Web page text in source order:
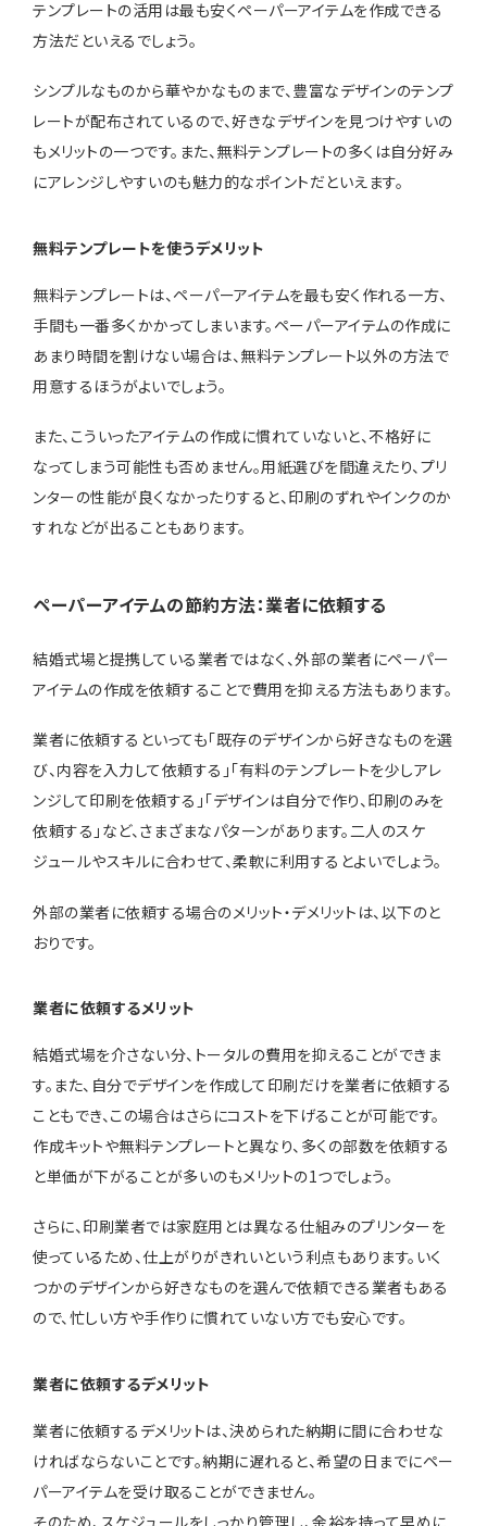
テンプレートの活用は最も安くペーパーアイテムを作成できる
方法だといえるでしょう。
シンプルなものから華やかなものまで、豊富なデザインのテンプ
レートが配布されているので、好きなデザインを見つけやすいの
もメリットの一つです。また、無料テンプレートの多くは自分好み
にアレンジしやすいのも魅力的なポイントだといえます。
無料テンプレートを使うデメリット
無料テンプレートは、ペーパーアイテムを最も安く作れる一方、
手間も一番多くかかってしまいます。ペーパーアイテムの作成に
あまり時間を割けない場合は、無料テンプレート以外の方法で
用意するほうがよいでしょう。
また、こういったアイテムの作成に慣れていないと、不格好に
なってしまう可能性も否めません。用紙選びを間違えたり、プリ
ンターの性能が良くなかったりすると、印刷のずれやインクのか
すれなどが出ることもあります。
ペーパーアイテムの節約方法：業者に依頼する
結婚式場と提携している業者ではなく、外部の業者にペーパー
アイテムの作成を依頼することで費用を抑える方法もあります。
業者に依頼するといっても「既存のデザインから好きなものを選
び、内容を入力して依頼する」「有料のテンプレートを少しアレ
ンジして印刷を依頼する」「デザインは自分で作り、印刷のみを
依頼する」など、さまざまなパターンがあります。二人のスケ
ジュールやスキルに合わせて、柔軟に利用するとよいでしょう。
外部の業者に依頼する場合のメリット・デメリットは、以下のと
おりです。
業者に依頼するメリット
結婚式場を介さない分、トータルの費用を抑えることができま
す。また、自分でデザインを作成して印刷だけを業者に依頼する
こともでき、この場合はさらにコストを下げることが可能です。
作成キットや無料テンプレートと異なり、多くの部数を依頼する
と単価が下がることが多いのもメリットの1つでしょう。
さらに、印刷業者では家庭用とは異なる仕組みのプリンターを
使っているため、仕上がりがきれいという利点もあります。いく
つかのデザインから好きなものを選んで依頼できる業者もある
ので、忙しい方や手作りに慣れていない方でも安心です。
業者に依頼するデメリット
業者に依頼するデメリットは、決められた納期に間に合わせな
ければならないことです。納期に遅れると、希望の日までにペー
パーアイテムを受け取ることができません。
そのため、スケジュールをしっかり管理し、余裕を持って早めに